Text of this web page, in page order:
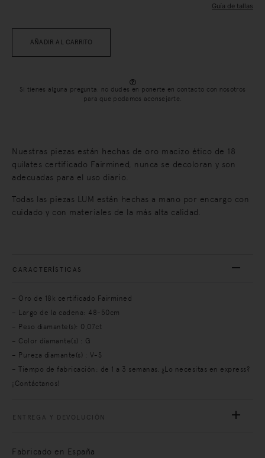
Guía de tallas
AÑADIR AL CARRITO
Si tienes alguna pregunta, no dudes en ponerte en contacto con nosotros
para que podamos aconsejarte.
Nuestras piezas están hechas de oro macizo ético de 18
quilates certificado Fairmined, nunca se decoloran y son
adecuadas para el uso diario.
Todas las piezas LUM están hechas a mano por encargo con
cuidado y con materiales de la más alta calidad.
CARACTERÍSTICAS
– Oro de 18k certificado Fairmined
– Largo de la cadena: 48-50cm
– Peso diamante(s): 0,07ct
– Color diamante(s) : G
– Pureza diamante(s) : V-S
– Tiempo de fabricación: de 1 a 3 semanas. ¿Lo necesitas en express?
¡Contáctanos!
ENTREGA Y DEVOLUCIÓN
Fabricado en España